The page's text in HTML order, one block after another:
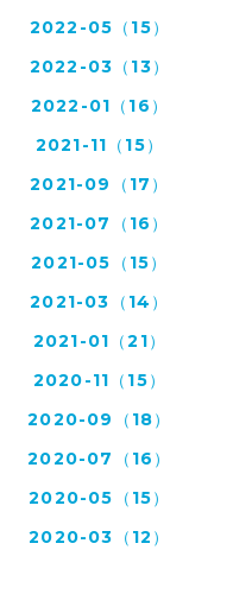
2022-05（15）
2022-03（13）
2022-01（16）
2021-11（15）
2021-09（17）
2021-07（16）
2021-05（15）
2021-03（14）
2021-01（21）
2020-11（15）
2020-09（18）
2020-07（16）
2020-05（15）
2020-03（12）